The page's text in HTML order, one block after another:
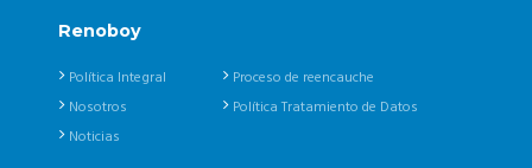
Renoboy
Política Integral
Nosotros
Noticias
Proceso de reencauche
Política Tratamiento de Datos